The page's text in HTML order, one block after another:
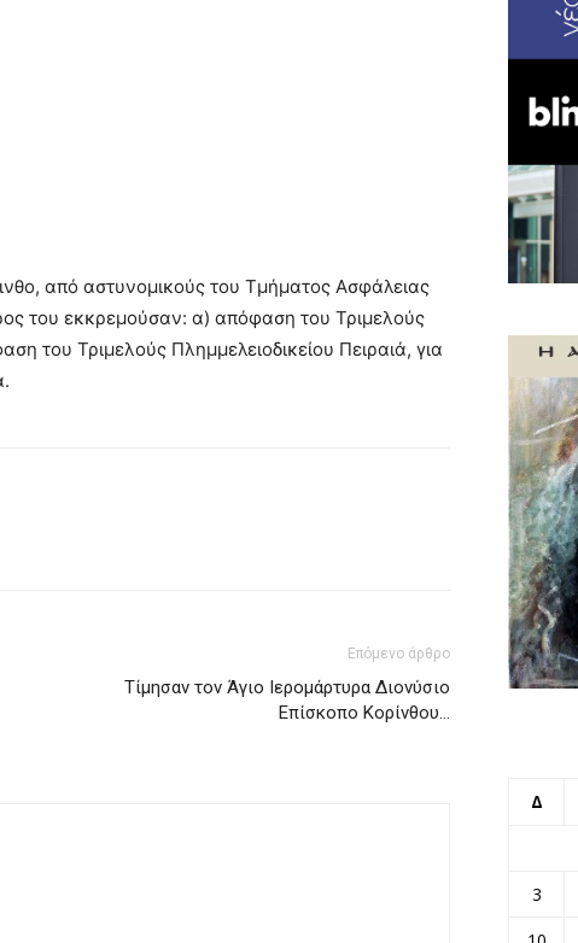
από αστυνομικούς του Τμήματος Ασφάλειας
του εκκρεμούσαν: α) απόφαση του Τριμελούς
του Τριμελούς Πλημμελειοδικείου Πειραιά, για
Επόμενο άρθρο
Τίμησαν τον Άγιο Ιερομάρτυρα Διονύσιο
Επίσκοπο Κορίνθου…
Δ
3